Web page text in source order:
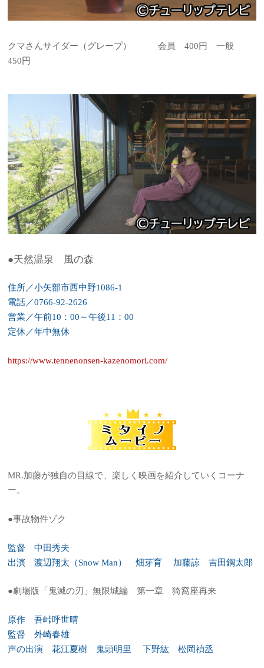
クマさんサイダー（グレープ） 会員 400円 一般
450円
●天然温泉 風の森
住所／小矢部市西中野1086-1
電話／0766-92-2626
営業／午前10：00～午後11：00
定休／年中無休
https://www.tennenonsen-kazenomori.com/
MR.加藤が独自の目線で、楽しく映画を紹介していくコーナ
ー。
●事故物件ゾク
監督 中田秀夫
出演 渡辺翔太（Snow Man） 畑芽育 加藤諒 吉田鋼太郎
●劇場版「鬼滅の刃」無限城編 第一章 猗窩座再来
原作 吾峠呼世晴
監督 外崎春雄
声の出演 花江夏樹 鬼頭明里 下野紘 松岡禎丞